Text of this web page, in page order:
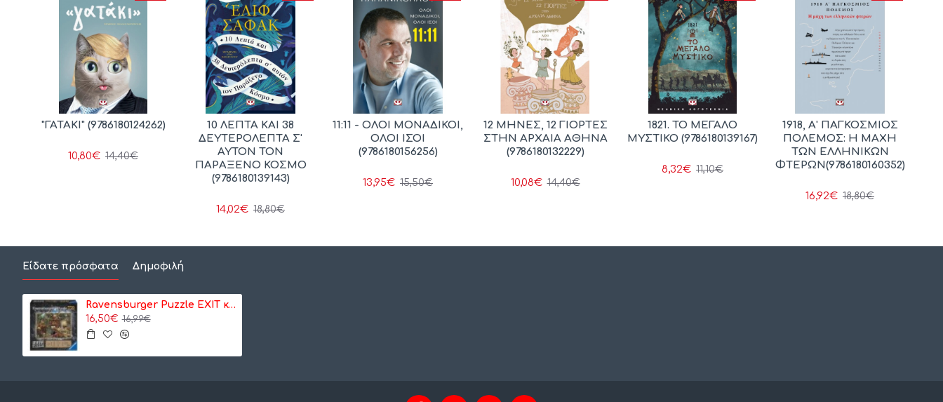
"ΓΑΤΑΚΙ" (9786180124262)
10,80€ 14,40€
10 ΛΕΠΤΑ ΚΑΙ 38
ΔΕΥΤΕΡΟΛΕΠΤΑ Σ'
ΑΥΤΟΝ ΤΟΝ
ΠΑΡΑΞΕΝΟ ΚΟΣΜΟ
(9786180139143)
14,02€ 18,80€
11:11 - ΟΛΟΙ ΜΟΝΑΔΙΚΟΙ,
ΟΛΟΙ ΙΣΟΙ
(9786180156256)
13,95€ 15,50€
12 ΜΗΝΕΣ, 12 ΓΙΟΡΤΕΣ
ΣΤΗΝ ΑΡΧΑΙΑ ΑΘΗΝΑ
(9786180132229)
10,08€ 14,40€
1821. ΤΟ ΜΕΓΑΛΟ
ΜΥΣΤΙΚΟ (9786180139167)
8,32€ 11,10€
1918, Α' ΠΑΓΚΟΣΜΙΟΣ
ΠΟΛΕΜΟΣ: Η ΜΑΧΗ
ΤΩΝ ΕΛΛΗΝΙΚΩΝ
ΦΤΕΡΩΝ(9786180160352)
16,92€ 18,80€
Είδατε πρόσφατα Δημοφιλή
Ravensburger Puzzle EXIT κουζίνα μάγισσας (19952)
16,50€ 16,99€